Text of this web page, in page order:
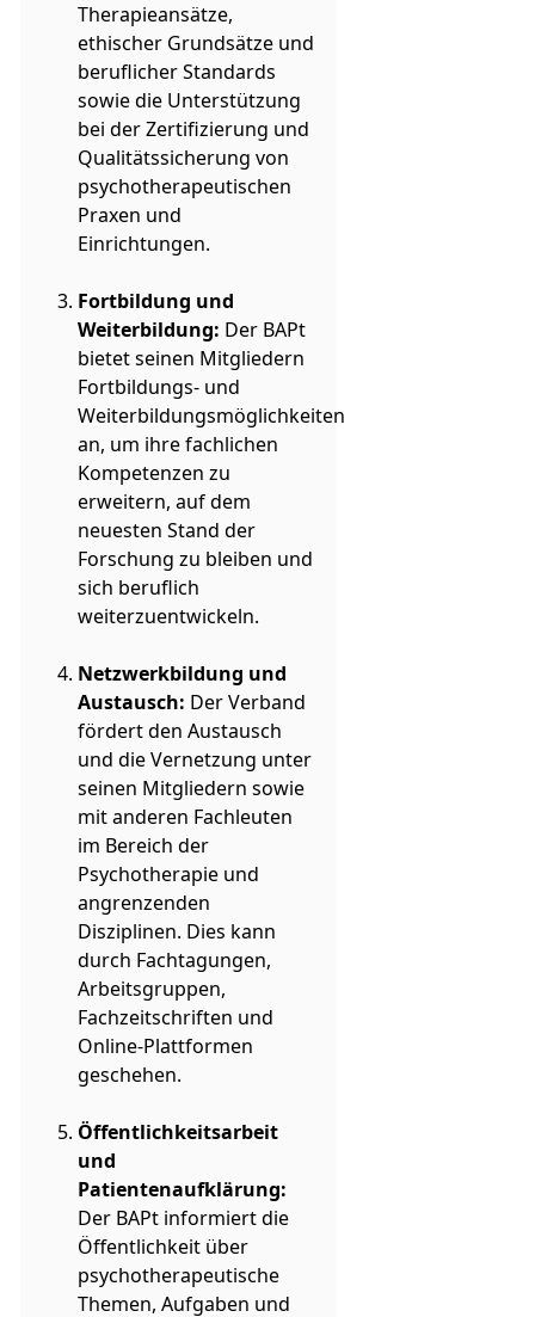
Therapieansätze,
ethischer Grundsätze und
beruflicher Standards
sowie die Unterstützung
bei der Zertifizierung und
Qualitätssicherung von
psychotherapeutischen
Praxen und
Einrichtungen.
Fortbildung und
Weiterbildung: Der BAPt
bietet seinen Mitgliedern
Fortbildungs- und
Weiterbildungsmöglichkeiten
an, um ihre fachlichen
Kompetenzen zu
erweitern, auf dem
neuesten Stand der
Forschung zu bleiben und
sich beruflich
weiterzuentwickeln.
Netzwerkbildung und
Austausch: Der Verband
fördert den Austausch
und die Vernetzung unter
seinen Mitgliedern sowie
mit anderen Fachleuten
im Bereich der
Psychotherapie und
angrenzenden
Disziplinen. Dies kann
durch Fachtagungen,
Arbeitsgruppen,
Fachzeitschriften und
Online-Plattformen
geschehen.
Öffentlichkeitsarbeit
und
Patientenaufklärung:
Der BAPt informiert die
Öffentlichkeit über
psychotherapeutische
Themen, Aufgaben und